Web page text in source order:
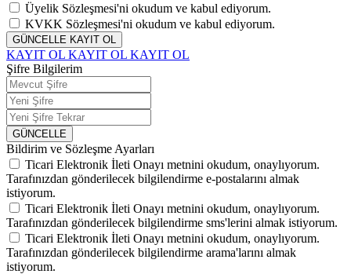
Üyelik Sözleşmesi'ni okudum ve kabul ediyorum.
KVKK Sözleşmesi'ni okudum ve kabul ediyorum.
GÜNCELLE KAYIT OL
KAYIT OL KAYIT OL KAYIT OL
Şifre Bilgilerim
GÜNCELLE
Bildirim ve Sözleşme Ayarları
Ticari Elektronik İleti Onayı metnini okudum, onaylıyorum.
Tarafınızdan gönderilecek bilgilendirme e-postalarını almak
istiyorum.
Ticari Elektronik İleti Onayı metnini okudum, onaylıyorum.
Tarafınızdan gönderilecek bilgilendirme sms'lerini almak istiyorum.
Ticari Elektronik İleti Onayı metnini okudum, onaylıyorum.
Tarafınızdan gönderilecek bilgilendirme arama'larını almak
istiyorum.